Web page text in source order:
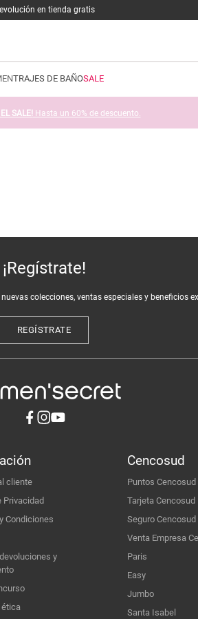
en tienda gratis
TRAJES DE BAÑOSALE
SALE! Hasta un 60% de descuento.
¡Regístrate!
colecciones, ventas especiales y beneficios
REGÍSTRATE
cliente
Privacidad
Condiciones
y
ética
Cencosud
Puntos Cencosud
Tarjeta Cencosud
Seguro Cencosud
Venta Empresa
Paris
Easy
Jumbo
Santa Isabel